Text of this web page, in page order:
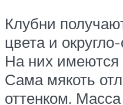
Клубни
цвета и
На них имеются
Сама мякоть
оттенком.